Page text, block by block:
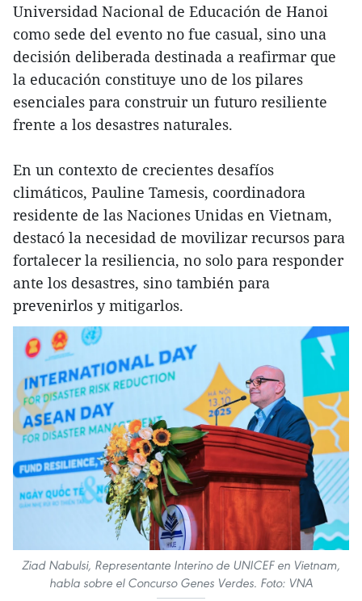
Universidad Nacional de Educación de Hanoi
como sede del evento no fue casual, sino una
decisión deliberada destinada a reafirmar que
la educación constituye uno de los pilares
esenciales para construir un futuro resiliente
frente a los desastres naturales.
En un contexto de crecientes desafíos
climáticos, Pauline Tamesis, coordinadora
residente de las Naciones Unidas en Vietnam,
destacó la necesidad de movilizar recursos para
fortalecer la resiliencia, no solo para responder
ante los desastres, sino también para
prevenirlos y mitigarlos.
Ziad Nabulsi, Representante Interino de UNICEF en Vietnam,
habla sobre el Concurso Genes Verdes. Foto: VNA